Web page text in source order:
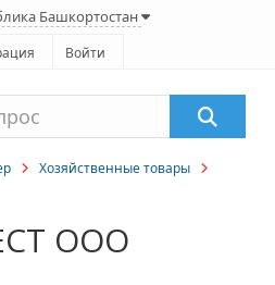
Башкортостан
Войти
Хозяйственные товары
ООО